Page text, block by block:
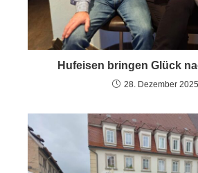
Hufeisen bringen Glück
28. Dezember 2025